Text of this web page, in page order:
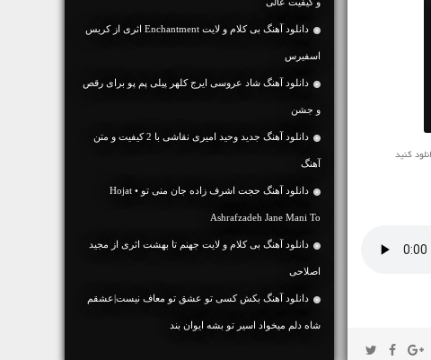
دانلود آهنگ بی کلام و لایت Enchantment اثری از کریس
اسفیرس
دانلود آهنگ شاد عروسی ایرج کلهر پیلی پم پو برای رقص
و جشن
دانلود آهنگ جديد وحید امیری نقاشی با 2 کیفیت و متن
آهنگ
دانلود آهنگ حجت اشرف زاده جان منی تو • Hojat
Ashrafzadeh Jane Mani To
دانلود آهنگ بی کلام و لایت جهنم تا بهشت اثری از مجید
اصلاحی
دانلود آهنگ بکش کسی تو عشق تو معاف نیست|عشقم
شاه دلم میخواد اسیر تو بشه ایوان بند